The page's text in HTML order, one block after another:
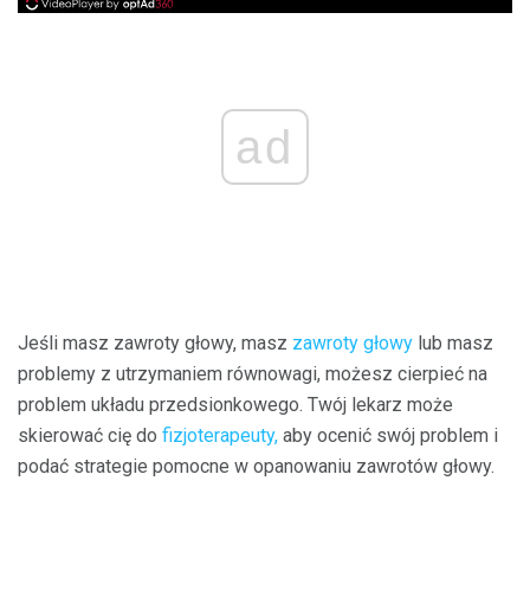
ad
Jeśli masz zawroty głowy, masz zawroty głowy lub masz
problemy z utrzymaniem równowagi, możesz cierpieć na
problem układu przedsionkowego. Twój lekarz może
skierować cię do fizjoterapeuty, aby ocenić swój problem i
podać strategie pomocne w opanowaniu zawrotów głowy.